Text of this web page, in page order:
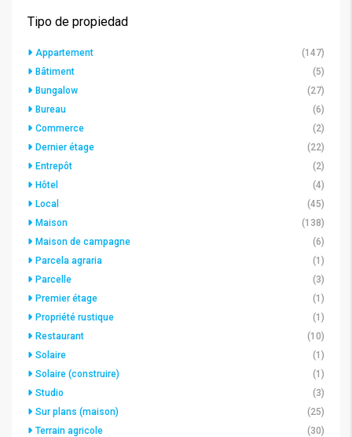
Tipo de propiedad
Appartement
(147)
Bâtiment
(5)
Bungalow
(27)
Bureau
(6)
Commerce
(2)
Dernier étage
(22)
Entrepôt
(2)
Hôtel
(4)
Local
(45)
Maison
(138)
Maison de campagne
(6)
Parcela agraria
(1)
Parcelle
(3)
Premier étage
(1)
Propriété rustique
(1)
Restaurant
(10)
Solaire
(1)
Solaire (construire)
(1)
Studio
(3)
Sur plans (maison)
(25)
Terrain agricole
(30)